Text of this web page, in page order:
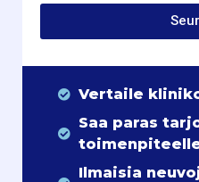
Vertaile
Saa paras
Ilmaisia